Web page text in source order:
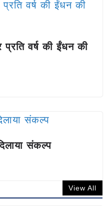
वर्ष की ईंधन की
संकल्प
View All